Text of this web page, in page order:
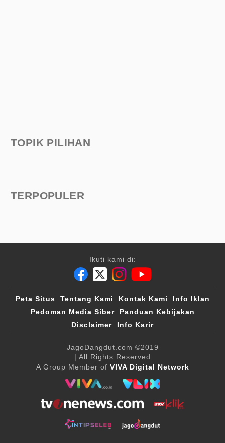
TOPIK PILIHAN
TERPOPULER
Ikuti kami di:
Peta Situs Tentang Kami Kontak Kami
Info Iklan
Pedoman Media Siber
Panduan Kebijakan
Disclaimer
Info Karir
JagoDangdut.com ©2019
| All Rights Reserved
A Group Member of VIVA Digital Network